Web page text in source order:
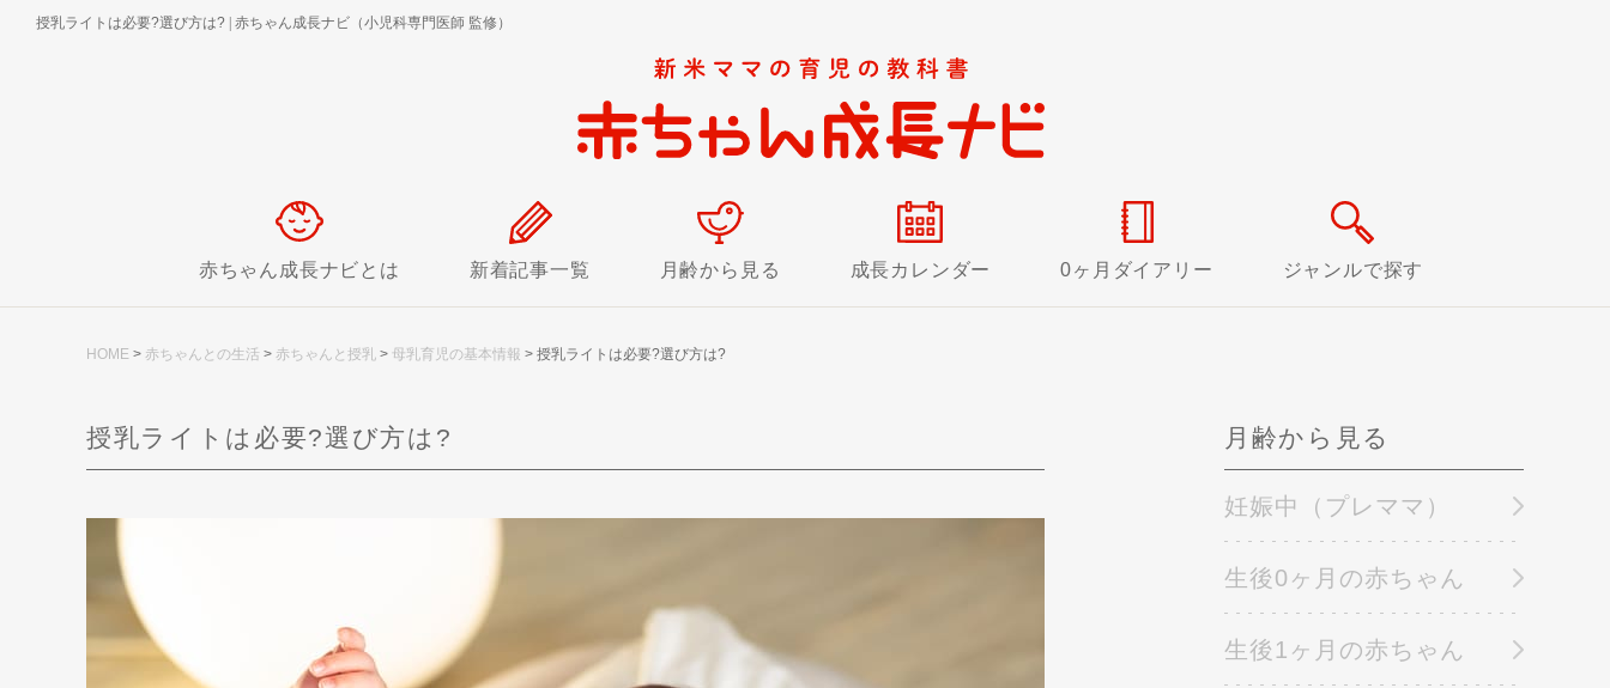
授乳ライトは必要?選び方は? 赤ちゃん成長ナビ（小児科専門医師 監修）
赤ちゃん成長ナビとは 新着記事一覧 月齢から見る 成長カレンダー 0ヶ月ダイアリー ジャンルで探す
HOME > 赤ちゃんとの生活 > 赤ちゃんと授乳 > 母乳育児の基本情報 > 授乳ライトは必要?選び方は?
授乳ライトは必要?選び方は? 月齢から見る
妊娠中（プレママ）
生後0ヶ月の赤ちゃん
生後1ヶ月の赤ちゃん